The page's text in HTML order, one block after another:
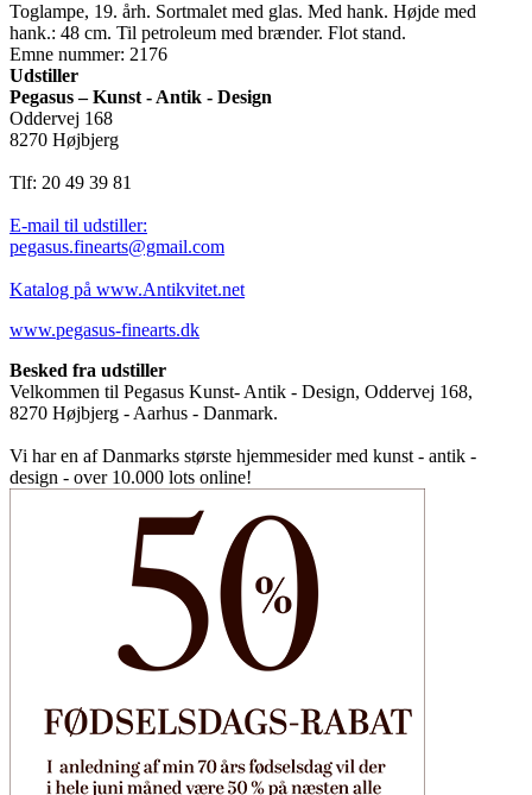
Toglampe, 19. årh. Sortmalet med glas. Med hank. Højde med
hank.: 48 cm. Til petroleum med brænder. Flot stand.
Emne nummer: 2176
Udstiller
Pegasus – Kunst - Antik - Design
Oddervej 168
8270 Højbjerg
Tlf: 20 49 39 81
E-mail til udstiller:
pegasus.finearts@gmail.com
Katalog på www.Antikvitet.net
www.pegasus-finearts.dk
Besked fra udstiller
Velkommen til Pegasus Kunst- Antik - Design, Oddervej 168,
8270 Højbjerg - Aarhus - Danmark.
Vi har en af Danmarks største hjemmesider med kunst - antik -
design - over 10.000 lots online!